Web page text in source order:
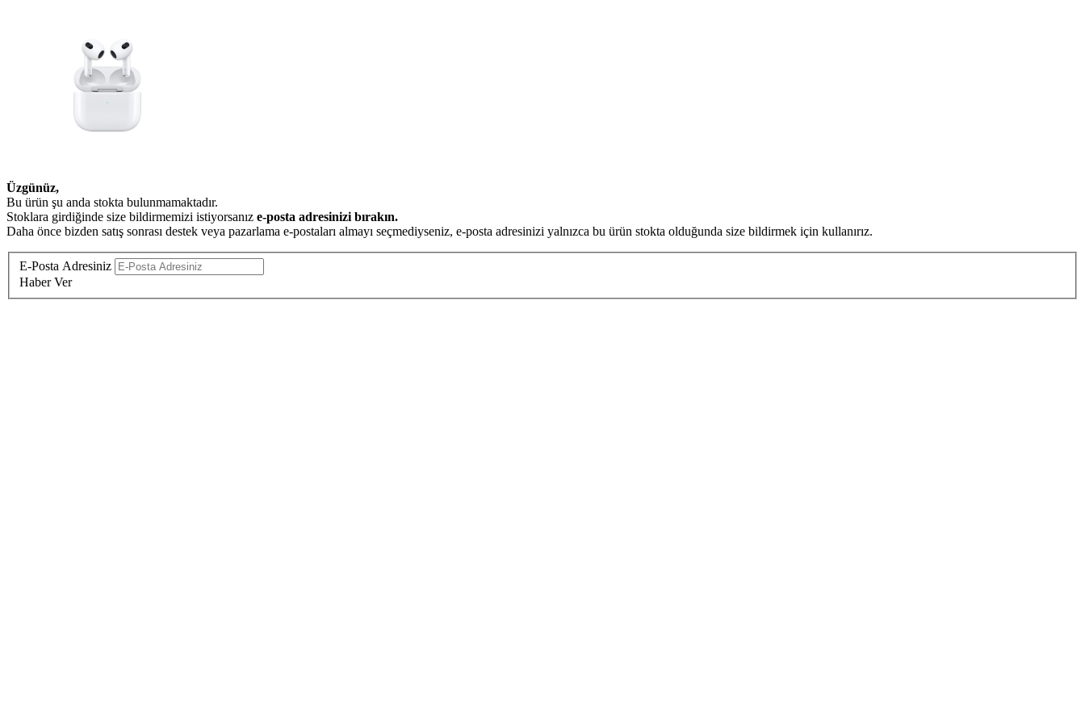
Üzgünüz,
Bu ürün şu anda stokta bulunmamaktadır.
Stoklara girdiğinde size bildirmemizi istiyorsanız e-posta adresinizi bırakın.
Daha önce bizden satış sonrası destek veya pazarlama e-postaları almayı seçmediyseniz, e-posta adresinizi yalnızca bu ürün stokta olduğunda size bildirmek için kullanırız.
E-Posta Adresiniz
Haber Ver